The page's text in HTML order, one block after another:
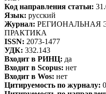
Код направления статьи:
Язык: русский
Журнал: РЕГИОНАЛЬНАЯ
ПРАКТИКА
ISSN: 2073-1477
УДК: 332.143
Входит в РИНЦ: да
Входит в Scopus: нет
Входит в Wos: нет
Цитируемость по журналу: